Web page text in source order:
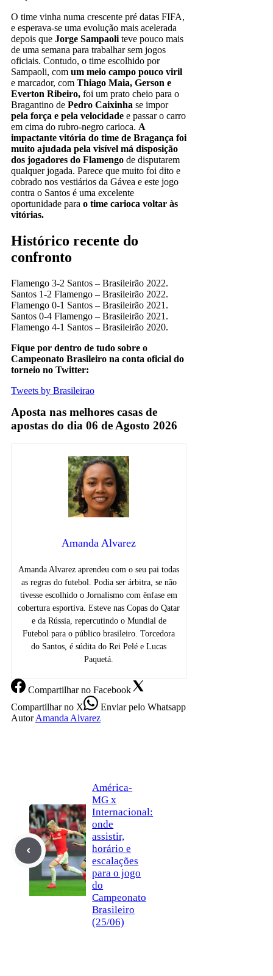
O time vinha numa crescente pré datas FIFA,
e esperava-se uma evolução mais acelerada
depois que Jorge Sampaoliteve pouco mais
de uma semana para trabalhar sem jogos
oficiais. Contudo, o time escolhido por
Sampaoli, com um meio campo pouco viril
e marcador, com Thiago Maia, Gerson e
Everton Ribeiro, foi um prato cheio para o
Bragantino de Pedro Caixinha se impor
pela força e pela velocidade e passar o carro
em cima do rubro-negro carioca. A
impactante vitória do time de Bragança foi
muito ajudada pela visível má disposição
dos jogadores do Flamengo de disputarem
qualquer jogada. Parece que muito foi dito e
cobrado nos vestiários da Gávea e este jogo
contra o Santos é uma excelente
oportunidade para o time carioca voltar às
vitórias.
Histórico recente do
confronto
Flamengo 3-2 Santos – Brasileirão 2022.
Santos 1-2 Flamengo – Brasileirão 2022.
Flamengo 0-1 Santos – Brasileirão 2021.
Santos 0-4 Flamengo – Brasileirão 2021.
Flamengo 4-1 Santos – Brasileirão 2020.
Fique por dentro de tudo sobre o
Campeonato Brasileiro na conta oficial do
torneio no Twitter:
Tweets by Brasileirao
Aposta nas melhores casas de
apostas do dia 06 de Agosto 2026
Amanda Alvarez
Amanda Alvarez aprendeu com o seu pai todas
as regras do futebol. Podia ser árbitra, se não
tivesse escolhido o Jornalismo com ênfase em
cobertura esportiva. Esteve nas Copas do Qatar
e da Rússia, repercutindo o Mundial de
Futebol para o público brasileiro. Torcedora
do Santos, é súdita do Rei Pelé e Lucas
Paquetá.
Compartilharno Facebook
Compartilharno X Enviarpelo Whatsapp
AutorAmanda Alvarez
América-
MG x
Internacional:
onde
assistir,
horário e
escalações
para o jogo
do
Campeonato
Brasileiro
(25/06)